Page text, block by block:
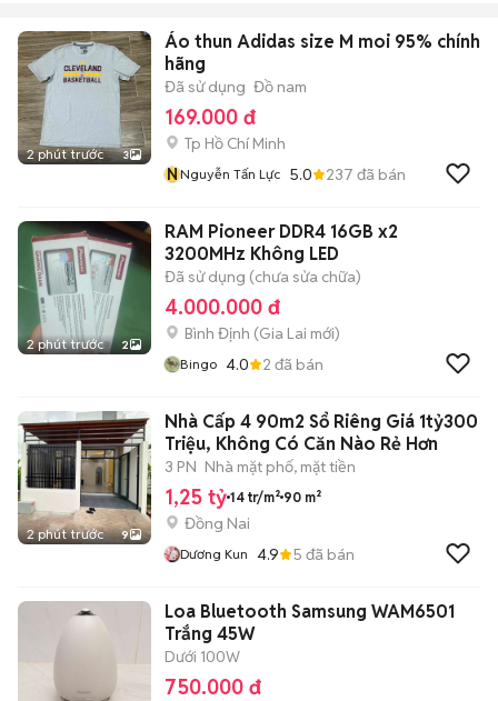
2 phút trước 3
Áo thun Adidas size M moi 95% chính
hãng
Đã sử dụng Đồ nam
169.000 đ
Tp Hồ Chí Minh
NNguyễn Tấn Lực 5.0 237 đã bán
2 phút trước 2
RAM Pioneer DDR4 16GB x2
3200MHz Không LED
Đã sử dụng (chưa sửa chữa)
4.000.000 đ
Bình Định (Gia Lai mới)
Bingo 4.0 2 đã bán
2 phút trước 9
Nhà Cấp 4 90m2 Sổ Riêng Giá 1tỷ300
Triệu, Không Có Căn Nào Rẻ Hơn
3 PN Nhà mặt phố, mặt tiền
1,25 tỷ 14 tr/m² 90 m²
Đồng Nai
Dương Kun 4.9 5 đã bán
Loa Bluetooth Samsung WAM6501
Trắng 45W
Dưới 100W
750.000 đ